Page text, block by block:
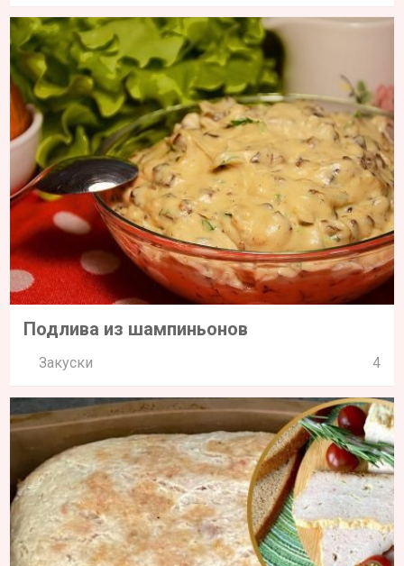
Подлива из шампиньонов
Закуски 4